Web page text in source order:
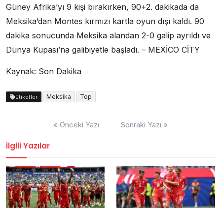
Güney Afrika’yı 9 kişi bırakırken, 90+2. dakikada da
Meksika’dan Montes kırmızı kartla oyun dışı kaldı. 90
dakika sonucunda Meksika alandan 2-0 galip ayrıldı ve
Dünya Kupası’na galibiyetle başladı. – MEXİCO CİTY
Kaynak: Son Dakika
Etiketler Meksika Top
« Önceki Yazı Sonraki Yazı »
İlgili Yazılar